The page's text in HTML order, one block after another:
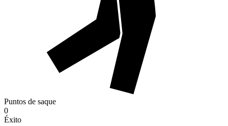
Puntos de saque
0
Éxito